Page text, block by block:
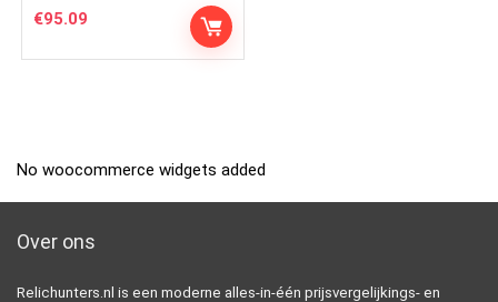
€95.09
No woocommerce widgets added
Over ons
Relichunters.nl is een moderne alles-in-één prijsvergelijkings- en